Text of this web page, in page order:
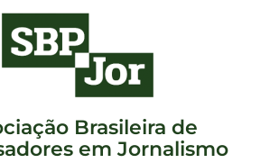
Brasileira de
em Jornalismo